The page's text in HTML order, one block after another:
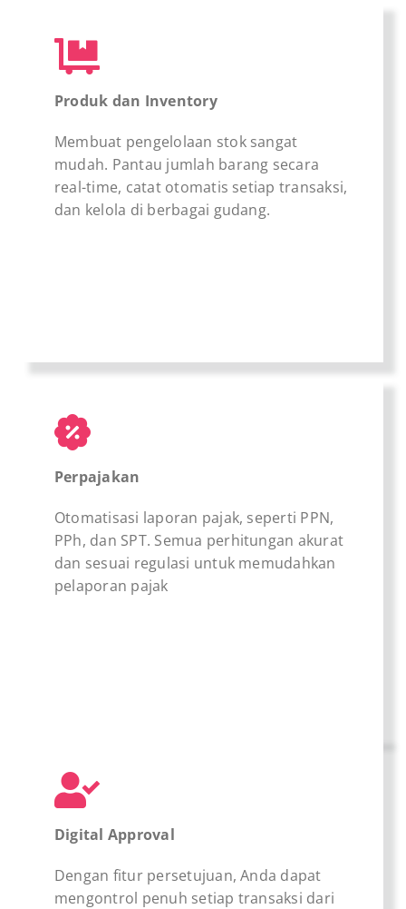
Produk dan Inventory
Membuat pengelolaan stok sangat
mudah. Pantau jumlah barang secara
real-time, catat otomatis setiap transaksi,
dan kelola di berbagai gudang.
Perpajakan
Otomatisasi laporan pajak, seperti PPN,
PPh, dan SPT. Semua perhitungan akurat
dan sesuai regulasi untuk memudahkan
pelaporan pajak
Digital Approval
Dengan fitur persetujuan, Anda dapat
mengontrol penuh setiap transaksi dari